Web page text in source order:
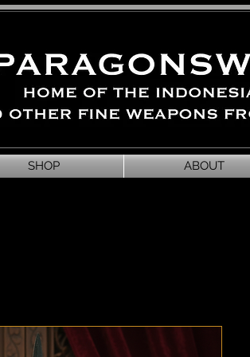
SHOP ABOUT